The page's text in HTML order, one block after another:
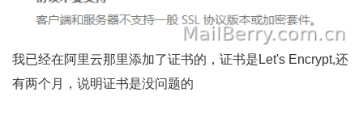
我已经在阿里云那里添加了证书的，证书是Let's Encrypt,还
有两个月，说明证书是没问题的